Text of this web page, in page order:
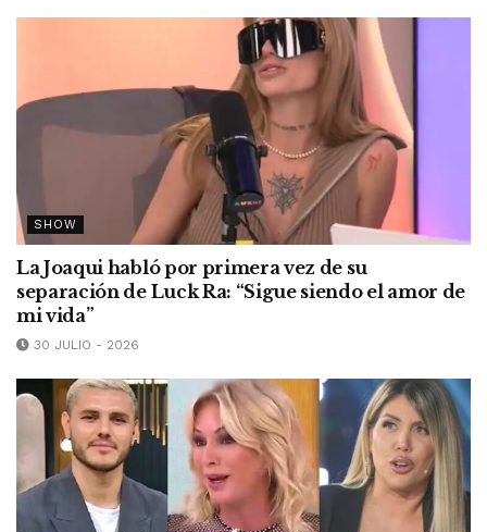
SHOW
La Joaqui habló por primera vez de su
separación de Luck Ra: “Sigue siendo el amor de
mi vida”
30 JULIO - 2026